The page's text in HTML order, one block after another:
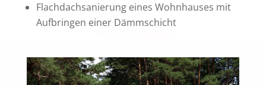
Flachdachsanierung eines Wohnhauses mit
Aufbringen einer Dämmschicht